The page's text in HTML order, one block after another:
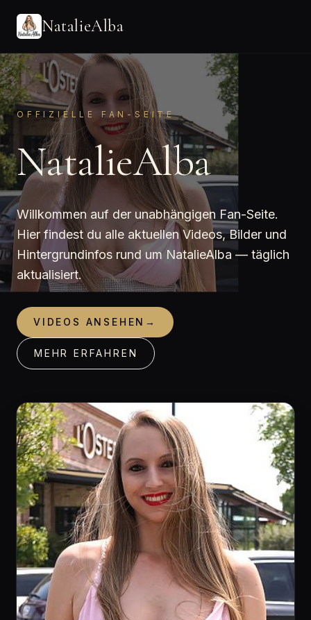
NatalieAlba
OFFIZIELLE FAN-SEITE
NatalieAlba
Willkommen auf der unabhängigen Fan-Seite.
Hier findest du alle aktuellen Videos, Bilder und
Hintergrundinfos rund um NatalieAlba — täglich
aktualisiert.
VIDEOS ANSEHEN →
MEHR ERFAHREN